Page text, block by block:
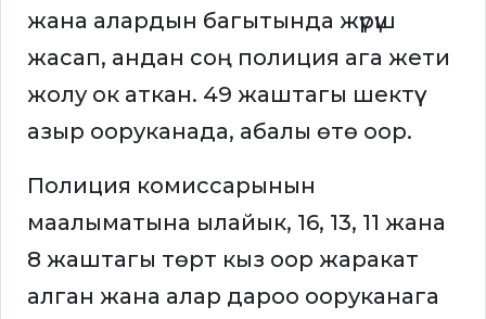
жана алардын багытында жүрүш
жасап, андан соң полиция ага жети
жолу ок аткан. 49 жаштагы шектүү
азыр ооруканада, абалы өтө оор.
Полиция комиссарынын
маалыматына ылайык, 16, 13, 11 жана
8 жаштагы төрт кыз оор жаракат
алган жана алар дароо ооруканага